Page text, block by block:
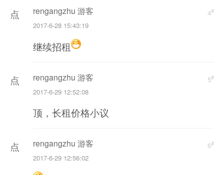
加
点
加
4#
rengangzhu 游客
2017-6-28 15:43:19
继续招租
点
加
5#
rengangzhu 游客
2017-6-29 12:52:08
顶，长租价格小议
点
6#
rengangzhu 游客
2017-6-29 12:56:02